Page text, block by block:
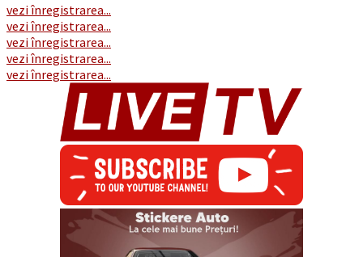
vezi înregistrarea...
vezi înregistrarea...
vezi înregistrarea...
vezi înregistrarea...
vezi înregistrarea...